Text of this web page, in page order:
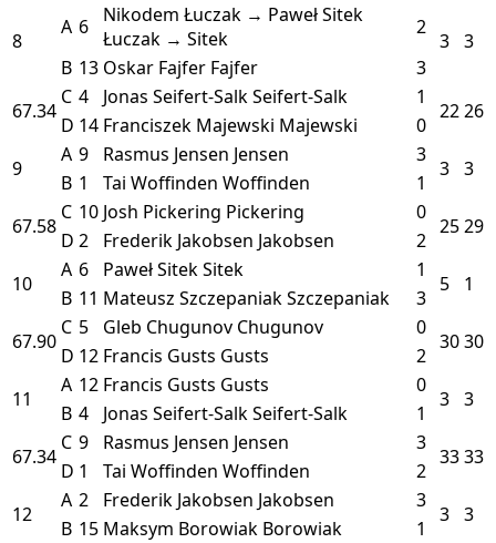
8
A 6
Nikodem Łuczak → Paweł Sitek
Łuczak → Sitek
2
3 3
B 13 Oskar Fajfer Fajfer
3
67.34
C 4 Jonas Seifert-SalkSeifert-Salk 1
2226
D 14 Franciszek Majewski Majewski
0
9
A 9 Rasmus Jensen Jensen 3
3 3
B 1 Tai Woffinden Woffinden
1
67.58
C 10 Josh Pickering Pickering 0
2529
D 2 Frederik Jakobsen Jakobsen
2
10
A 6 Paweł SitekSitek 1
5 1
B 11 Mateusz SzczepaniakSzczepaniak
3
67.90
C 5 Gleb Chugunov Chugunov 0
3030
D 12 Francis Gusts Gusts
2
11
A 12 Francis Gusts Gusts 0
3 3
B 4 Jonas Seifert-SalkSeifert-Salk
1
67.34
C 9 Rasmus Jensen Jensen 3
3333
D 1 Tai Woffinden Woffinden
2
12
A 2 Frederik Jakobsen Jakobsen 3
3 3
B 15 Maksym Borowiak Borowiak
1